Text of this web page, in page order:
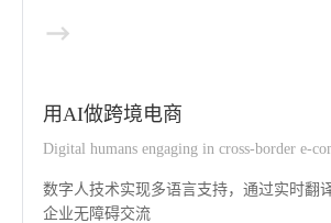
用AI做跨境电商
Digital humans engaging in cross-border e-
数字人技术实现多语言支持，通过实时翻
企业无障碍交流